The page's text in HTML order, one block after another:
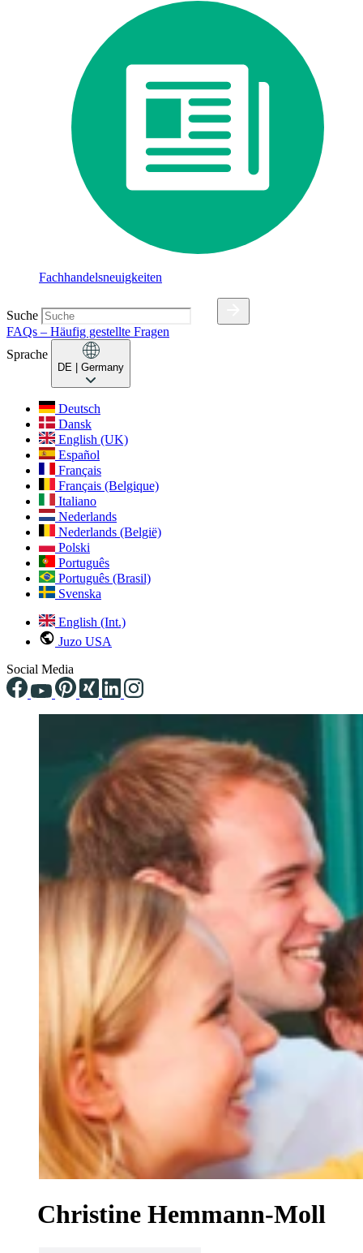
Fachhandelsneuigkeiten
Suche
FAQs – Häufig gestellte Fragen
Sprache
DE | Germany
Deutsch
Dansk
English (UK)
Español
Français
Français (Belgique)
Italiano
Nederlands
Nederlands (België)
Polski
Português
Português (Brasil)
Svenska
English (Int.)
Juzo USA
Social Media
Christine Hemmann-Moll